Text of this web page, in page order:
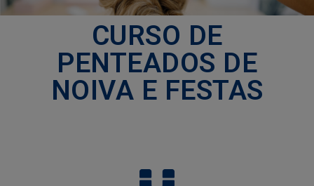
LEARNING
CURSO DE
PENTEADOS DE
NOIVA E FESTAS